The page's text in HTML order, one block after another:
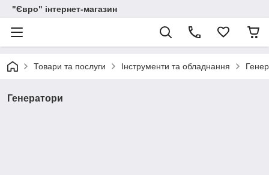
"Євро" інтернет-магазин
Товари та послуги Інструменти та обладнання
Генератори